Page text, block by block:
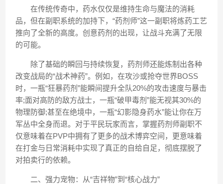
在传统传奇中，药水仅仅是维持生命与魔法的消耗
品，但在副职系统的加持下，“药剂师”这一副职将炼药工艺
推向了全新的高度。创意药剂的出现，让战斗充满了无限
的可能。
除了基础的瞬回与持续恢复，药剂师还能炼制出各种
改变战局的“战术神药”。例如，在攻沙或抢夺世界BOSS
时，一瓶“狂暴药剂”能瞬间提升全队20%的攻击速度与暴击
率;面对高防的敌方战士，一瓶“破甲毒剂”能无视其30%的
物理防御;甚至在绝境中，一瓶“幻影隐身药水”能让你在万
军丛中全身而退。对于平民玩家而言，掌握药剂师副职不
仅意味着在PVP中拥有了更多的战术博弈空间，更意味着
在打金与日常消耗中实现了真正的自给自足，彻底摆脱了
对拍卖行的依赖。
二、强力宠物：从“吉祥物”到“核心战力”